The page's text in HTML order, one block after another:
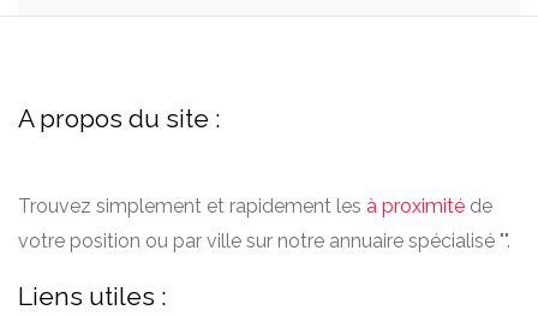
A propos du site :
Trouvez simplement et rapidement les à proximité de
votre position ou par ville sur notre annuaire spécialisé "".
Liens utiles :